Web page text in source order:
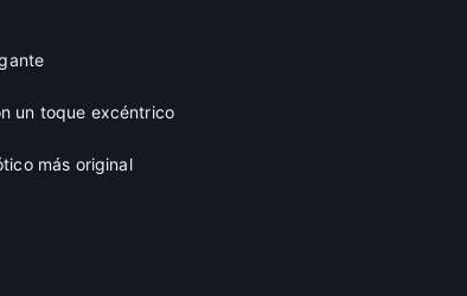
un toque excéntrico
más original